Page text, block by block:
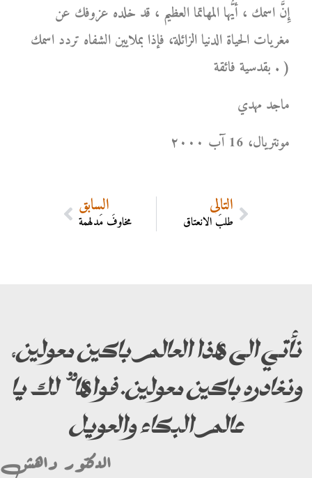
إِنَّ اسمك ، أيُّها المهاتما العظيم ، قد خلده عزوفك عن
مغريات الحياة الدنيا الزائلة، فإذا بملايين الشفاه تردد اسمك
بقدسية فائقة . )
ماجد مهدي
مونتریال، 16 آب ۲۰۰۰
السابق
مخاوفُ مُدلهمة
التالي
طلبُ الانعتاق
نأتي الى هذا العالم باكين معولين،
ونغادره باكين معولين. فواها” لك يا
عالم البكاء والعويل
الدكتور داهش